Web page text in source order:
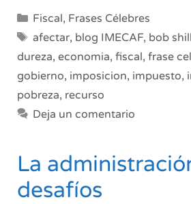
Categorías
Fiscal, Frases Célebres
Etiquetas
afectar, blog IMECAF, bob
dureza, economia, fiscal, frase
gobierno, imposicion, impuesto,
pobreza, recurso
Deja un comentario
La
desafíos